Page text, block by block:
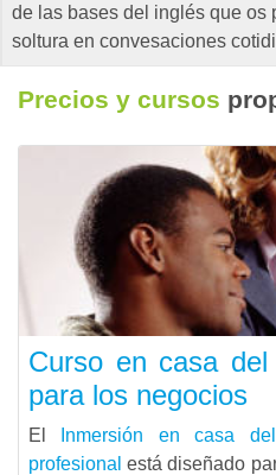
de las bases del inglés que os
soltura en convesaciones
Precios y cursos
Curso en casa
para los negocios
El
Inmersión en casa
profesional está diseñado